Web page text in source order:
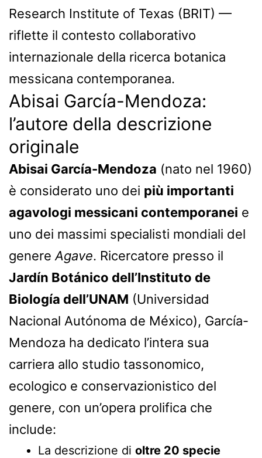
Research Institute of Texas (BRIT) —
riflette il contesto collaborativo
internazionale della ricerca botanica
messicana contemporanea.
Abisai García-Mendoza:
l’autore della descrizione
originale
Abisai García-Mendoza (nato nel 1960)
è considerato uno dei più importanti
agavologi messicani contemporanei e
uno dei massimi specialisti mondiali del
genere Agave. Ricercatore presso il
Jardín Botánico dell’Instituto de
Biología dell’UNAM (Universidad
Nacional Autónoma de México), García-
Mendoza ha dedicato l’intera sua
carriera allo studio tassonomico,
ecologico e conservazionistico del
genere, con un’opera prolifica che
include:
La descrizione di oltre 20 specie